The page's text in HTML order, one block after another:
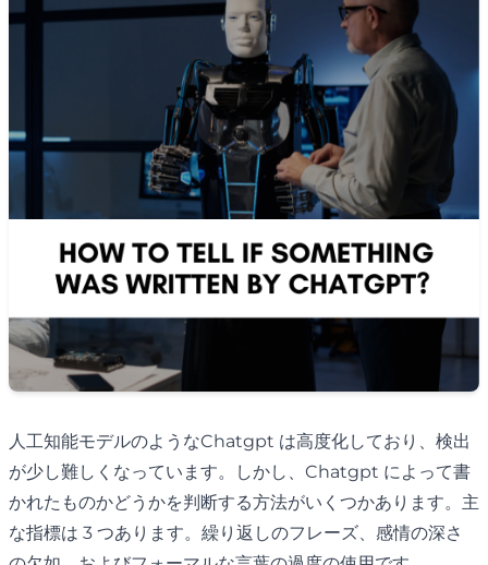
人工知能モデルのようなChatgpt は高度化しており、検出
が少し難しくなっています。しかし、Chatgpt によって書
かれたものかどうかを判断する方法がいくつかあります。主
な指標は 3 つあります。繰り返しのフレーズ、感情の深さ